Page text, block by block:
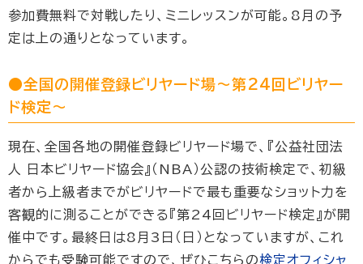
参加費無料で対戦したり、ミニレッスンが可能。8月の予
定は上の通りとなっています。
●全国の開催登録ビリヤード場〜第24回ビリヤー
ド検定〜
現在、全国各地の開催登録ビリヤード場で、『公益社団法
人 日本ビリヤード協会』（NBA）公認の技術検定で、初級
者から上級者までがビリヤードで最も重要なショット力を
客観的に測ることができる『第24回ビリヤード検定』が開
催中です。最終日は8月3日（日）となっていますが、これ
からでも受験可能ですので、ぜひこちらの検定オフィシャ